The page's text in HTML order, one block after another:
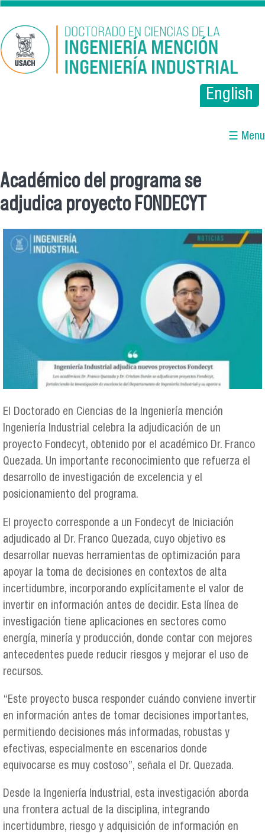
Pasar al contenido principal
English
☰ Menu
Se encuentra usted aquí
Académico del programa se
adjudica proyecto FONDECYT
El Doctorado en Ciencias de la Ingeniería mención
Ingeniería Industrial celebra la adjudicación de un
proyecto Fondecyt, obtenido por el académico Dr. Franco
Quezada. Un importante reconocimiento que refuerza el
desarrollo de investigación de excelencia y el
posicionamiento del programa.
El proyecto corresponde a un Fondecyt de Iniciación
adjudicado al Dr. Franco Quezada, cuyo objetivo es
desarrollar nuevas herramientas de optimización para
apoyar la toma de decisiones en contextos de alta
incertidumbre, incorporando explícitamente el valor de
invertir en información antes de decidir. Esta línea de
investigación tiene aplicaciones en sectores como
energía, minería y producción, donde contar con mejores
antecedentes puede reducir riesgos y mejorar el uso de
recursos.
“Este proyecto busca responder cuándo conviene invertir
en información antes de tomar decisiones importantes,
permitiendo decisiones más informadas, robustas y
efectivas, especialmente en escenarios donde
equivocarse es muy costoso”, señala el Dr. Quezada.
Desde la Ingeniería Industrial, esta investigación aborda
una frontera actual de la disciplina, integrando
incertidumbre, riesgo y adquisición de información en